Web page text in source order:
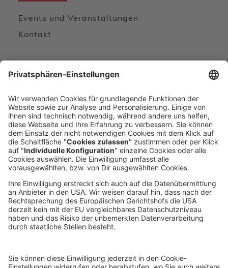
Events und Veranstaltungen
Kontakt
KONTAKTFORMULAR
DIREKT ANRUFEN
voxeljet 3D Newsletter
Aktuelles aus der additiven Fertigung
NEWSLETTER ABONNIEREN